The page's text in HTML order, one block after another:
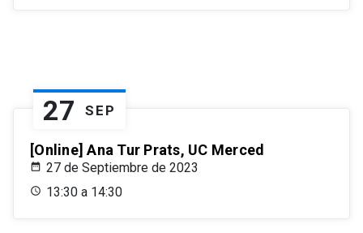
27 SEP
[Online] Ana Tur Prats, UC Merced
27 de Septiembre de 2023
13:30 a 14:30